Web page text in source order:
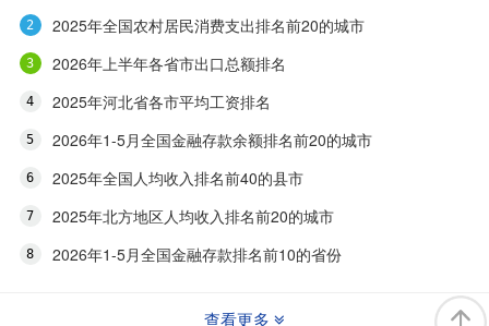
2025年全国农村居民消费支出排名前20的城市
2026年上半年各省市出口总额排名
2025年河北省各市平均工资排名
2026年1-5月全国金融存款余额排名前20的城市
2025年全国人均收入排名前40的县市
2025年北方地区人均收入排名前20的城市
2026年1-5月全国金融存款排名前10的省份
查看更多